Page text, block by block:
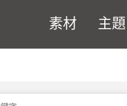
素材 主題